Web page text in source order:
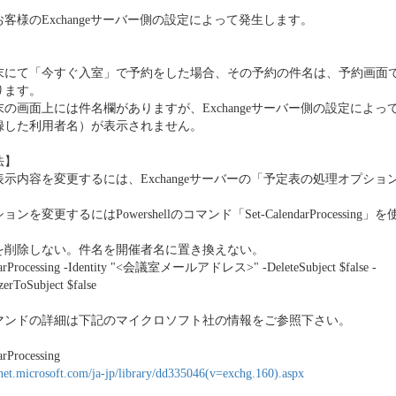
様のExchangeサーバー側の設定によって発生します。
にて「今すぐ入室」で予約をした場合、その予約の件名は、予約画面
す。
の画面上には件名欄がありますが、Exchangeサーバー側の設定によっ
た利用者名）が表示されません。
示内容を変更するには、Exchangeサーバーの「予定表の処理オプショ
ンを変更するにはPowershellのコマンド「Set-CalendarProcessing」を
除しない。件名を開催者名に置き換えない。
-Identity "<会議室メールアドレス>" -DeleteSubject $false -
$false
ンドの詳細は下記のマイクロソフト社の情報をご参照下さい。
ja-jp/library/dd335046(v=exchg.160).aspx